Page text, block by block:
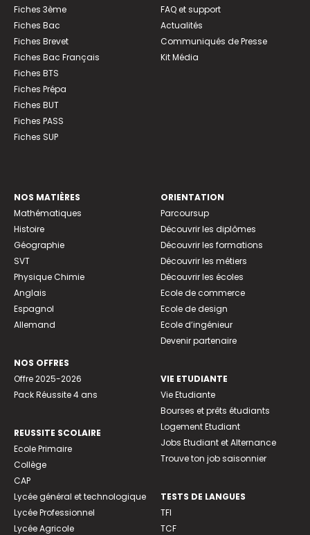
Fiches 3ème
Fiches Bac
Fiches Brevet
Fiches Bac Français
Fiches BTS
Fiches Prépa
Fiches BUT
Fiches PASS
Fiches SUP
FAQ et support
Actualités
Communiqués de Presse
Kit Média
NOS MATIÈRES
Mathématiques
Histoire
Géographie
SVT
Physique Chimie
Anglais
Espagnol
Allemand
NOS OFFRES
Offre 2025-2026
Pack Réussite 4 ans
REUSSITE SCOLAIRE
Ecole Primaire
Collège
CAP
Lycée général et technologique
Lycée Professionnel
Lycée Agricole
ORIENTATION
Parcoursup
Découvrir les diplômes
Découvrir les formations
Découvrir les métiers
Découvrir les écoles
Ecole de commerce
Ecole de design
Ecole d’ingénieur
Devenir partenaire
VIE ETUDIANTE
Vie Etudiante
Bourses et prêts étudiants
Logement Etudiant
Jobs Etudiant et Alternance
Trouve ton job saisonnier
TESTS DE LANGUES
TFI
TCF